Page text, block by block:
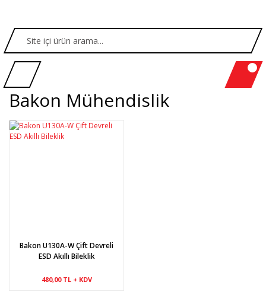
Bakon Mühendislik
Bakon U130A-W Çift Devreli
ESD Akıllı Bileklik
480,00 TL + KDV